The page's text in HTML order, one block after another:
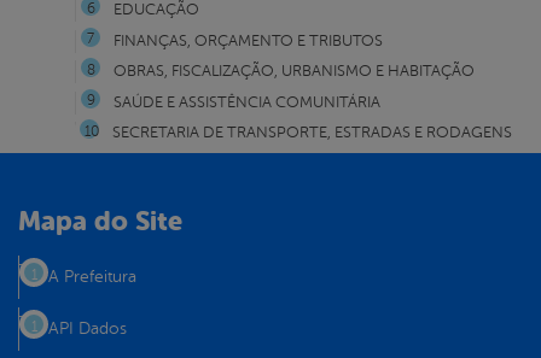
EDUCAÇÃO
FINANÇAS, ORÇAMENTO E TRIBUTOS
OBRAS, FISCALIZAÇÃO, URBANISMO E HABITAÇÃO
SAÚDE E ASSISTÊNCIA COMUNITÁRIA
SECRETARIA DE TRANSPORTE, ESTRADAS E RODAGENS
Mapa do Site
A Prefeitura
API Dados